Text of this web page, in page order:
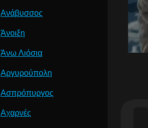
Ανάβυσσος
Άνοιξη
Άνω Λιόσια
Αργυρούπολη
Ασπρόπυργος
Αχαρνές